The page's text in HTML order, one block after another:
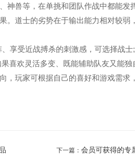
神兽等，在单挑和团队作战中都能发
。道士的劣势在于输出能力相对较弱
受近战搏杀的刺激感，可选择战士
喜欢灵活多变、既能辅助队友又能
，玩家可根据自己的喜好和游戏需求
下一篇： 会员可获得的专